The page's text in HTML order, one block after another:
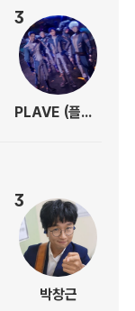
3
PLAVE (플레이브)
3
박창근